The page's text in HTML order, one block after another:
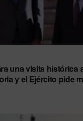
una visita histórica
y el Ejército pide